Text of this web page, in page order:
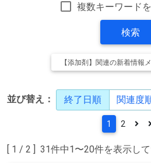
複数キーワード
検索
【添加剤】関連の新着情報
並び替え： 終了日順 関連度
[ 1 / 2 ] 31件中1〜20件を表示して
1 2